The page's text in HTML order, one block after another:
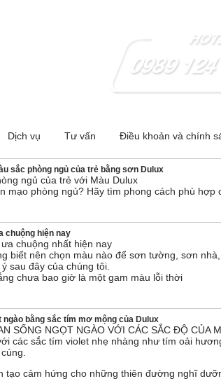
Dịch vụ Tư vấn Điều khoản và chính
sắc phòng ngủ của trẻ bằng sơn Dulux
ngủ của trẻ với Màu Dulux
mạo phòng ngủ? Hãy tìm phong cách phù hợp
chuộng hiện nay
chuộng nhất hiện nay
biết nên chọn màu nào để sơn tường, sơn
sau đây của chúng tôi.
chưa bao giờ là một gam màu lỗi thời
ngào bằng sắc tím mơ mộng của Dulux
SỐNG NGỌT NGÀO VỚI CÁC SẮC ĐỘ CỦA
các sắc tím violet nhẹ nhàng như tím oải
tạo cảm hứng cho những thiên đường nghĩ